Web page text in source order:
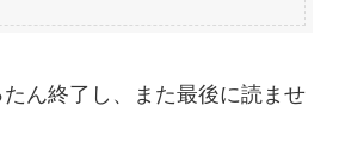
ん終了し、また最後に読ませ